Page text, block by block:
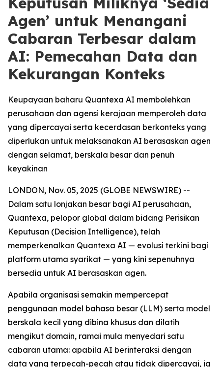
Agen’ untuk Menangani
Cabaran Terbesar dalam
AI: Pemecahan Data dan
Kekurangan Konteks
Keupayaan baharu Quantexa AI membolehkan
perusahaan dan agensi kerajaan memperoleh data
yang dipercayai serta kecerdasan berkonteks yang
diperlukan untuk melaksanakan AI berasaskan agen
dengan selamat, berskala besar dan penuh
keyakinan
LONDON, Nov. 05, 2025 (GLOBE NEWSWIRE) --
Dalam satu lonjakan besar bagi AI perusahaan,
Quantexa, pelopor global dalam bidang Perisikan
Keputusan (Decision Intelligence), telah
memperkenalkan Quantexa AI — evolusi terkini bagi
platform utama syarikat — yang kini sepenuhnya
bersedia untuk AI berasaskan agen.
Apabila organisasi semakin mempercepat
penggunaan model bahasa besar (LLM) serta model
berskala kecil yang dibina khusus dan dilatih
mengikut domain, ramai mula menyedari satu
cabaran utama: apabila AI berinteraksi dengan
data yang terpecah-pecah atau tidak dipercayai, ia